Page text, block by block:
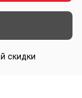
скидки